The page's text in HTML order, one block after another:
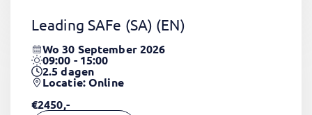
Leading SAFe (SA) (EN)
Wo 30 September 2026
09:00 - 15:00
2.5dagen
Locatie: Online
€2450,-